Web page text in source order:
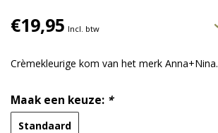
€19,95 Incl. btw
Crèmekleurige kom van het merk Anna+Nina.
Maak een keuze: *
Standaard